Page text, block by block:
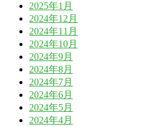
2025年1月
2024年12月
2024年11月
2024年10月
2024年9月
2024年8月
2024年7月
2024年6月
2024年5月
2024年4月